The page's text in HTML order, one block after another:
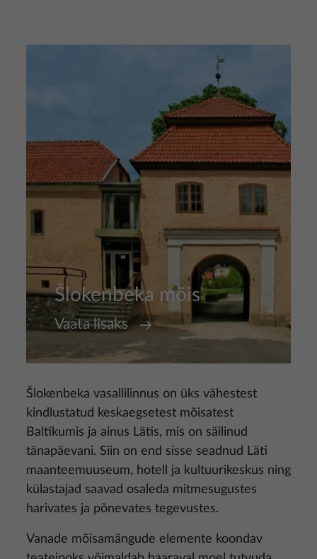
Šlokenbeka mõis
Vaata lisaks
Šlokenbeka vasallilinnus on üks vähestest
kindlustatud keskaegsetest mõisatest
Baltikumis ja ainus Lätis, mis on säilinud
tänapäevani. Siin on end sisse seadnud Läti
maanteemuuseum, hotell ja kultuurikeskus ning
külastajad saavad osaleda mitmesugustes
harivates ja põnevates tegevustes.
Vanade mõisamängude elemente koondav